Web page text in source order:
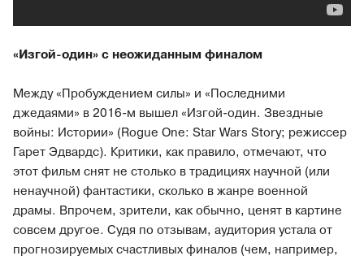
«Изгой-один» с неожиданным финалом
Между «Пробуждением силы» и «Последними
джедаями» в 2016-м вышел «Изгой-один. Звездные
войны: Истории» (Rogue One: Star Wars Story; режиссер
Гарет Эдвардс). Критики, как правило, отмечают, что
этот фильм снят не столько в традициях научной (или
ненаучной) фантастики, сколько в жанре военной
драмы. Впрочем, зрители, как обычно, ценят в картине
совсем другое. Судя по отзывам, аудитория устала от
прогнозируемых счастливых финалов (чем, например,